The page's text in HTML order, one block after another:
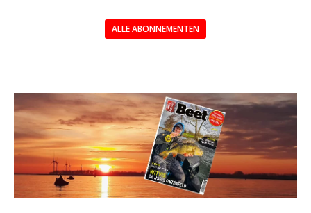
ALLE ABONNEMENTEN